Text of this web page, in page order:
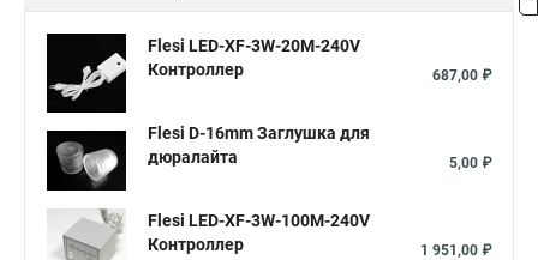
Flesi LED-XF-3W-20М-240V
Контроллер
687,00 ₽
Flesi D-16mm Заглушка для
дюралайта
5,00 ₽
Flesi LED-XF-3W-100М-240V
Контроллер
1 951,00 ₽